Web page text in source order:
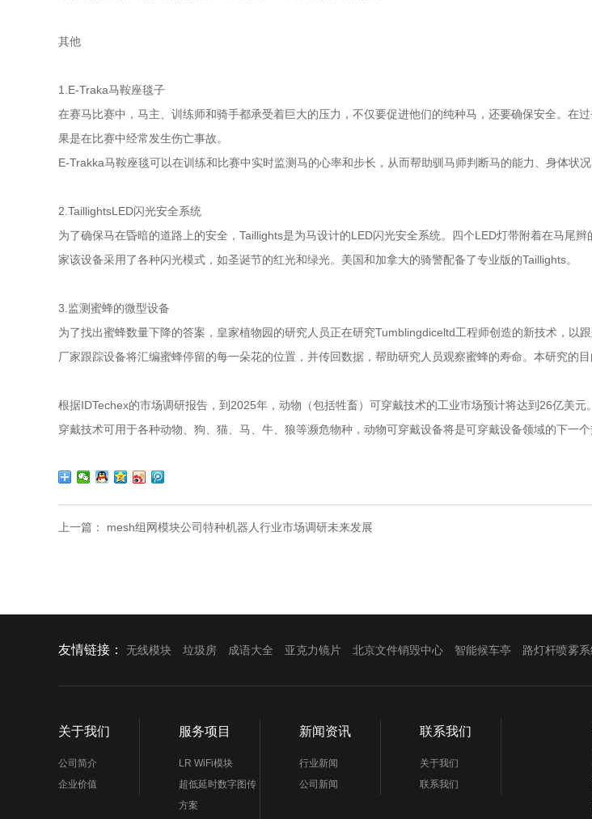
其他
1.E-Traka马鞍座毯子
在赛马比赛中，马主、训练师和骑手都承受着巨大的压力，不仅要促进他们的纯种马，还要确保安全。在
果是在比赛中经常发生伤亡事故。
E-Trakka马鞍座毯可以在训练和比赛中实时监测马的心率和步长，从而帮助驯马师判断马的能力、身体状
2.TaillightsLED闪光安全系统
为了确保马在昏暗的道路上的安全，Taillights是为马设计的LED闪光安全系统。四个LED灯带附着在马尾
家该设备采用了各种闪光模式，如圣诞节的红光和绿光。美国和加拿大的骑警配备了专业版的Taillights。
3.监测蜜蜂的微型设备
为了找出蜜蜂数量下降的答案，皇家植物园的研究人员正在研究Tumblingdiceltd工程师创造的新技术，
厂家跟踪设备将汇编蜜蜂停留的每一朵花的位置，并传回数据，帮助研究人员观察蜜蜂的寿命。本研究的
根据IDTechex的市场调研报告，到2025年，动物（包括牲畜）可穿戴技术的工业市场预计将达到26亿美
穿戴技术可用于各种动物、狗、猫、马、牛、狼等濒危物种，动物可穿戴设备将是可穿戴设备领域的下一个
上一篇： mesh组网模块公司特种机器人行业市场调研未来发展
友情链接： 无线模块 垃圾房 成语大全 亚克力镜片 北京文件销毁中心 智能候车亭 路灯杆喷雾系
关于我们
公司简介
企业价值
服务项目
LR WiFi模块
超低延时数字图传
方案
新闻资讯
行业新闻
公司新闻
联系我们
关于我们
联系我们